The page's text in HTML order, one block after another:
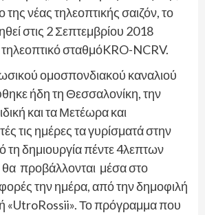
της νέας τηλεοπτικής σαιζόν, το
στις 2 Σεπτεμβρίου 2018
σταθμόKRO-NCRV.
ομοσπονδιακού καναλιού
ήδη τη Θεσσαλονίκη, την
και τα Μετέωρα και
τις ημέρες τα γυρίσματά στην
δημιουργία πέντε 4λεπτων
θα προβάλλονται μέσα στο
φορές την ημέρα, από την δημοφιλή
«UtroRossii». Το πρόγραμμα που